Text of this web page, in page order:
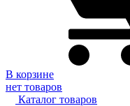
В корзине
нет товаров
Каталог товаров